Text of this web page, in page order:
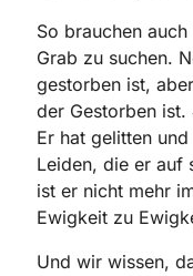
So brauchen
Grab zu suchen.
gestorben ist,
der Gestorben
Er hat gelitten
Leiden, die er auf
ist er nicht mehr
Ewigkeit zu
Und wir wissen,